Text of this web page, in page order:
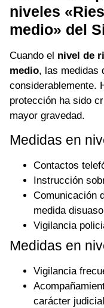
niveles
medio» del
Cuando el nivel de
medio, las medidas
considerablemente.
protección ha sido
mayor gravedad.
Medidas en
Contactos
Instrucción
Comunicación
medida
Vigilancia
Medidas en
Vigilancia
carácter judicial